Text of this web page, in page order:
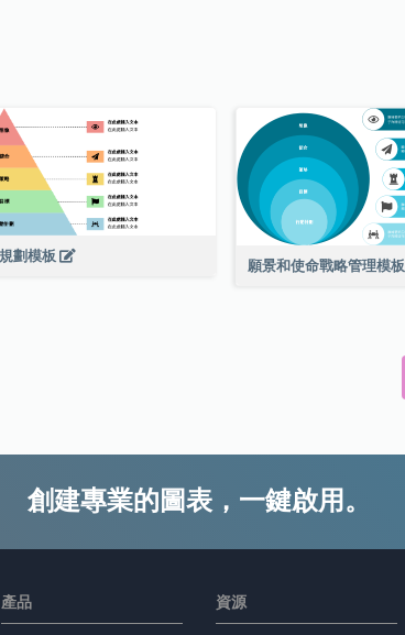
劃模板
願景和使命戰略管理模板
創建專業的圖表，一鍵啟用。
產品 資源